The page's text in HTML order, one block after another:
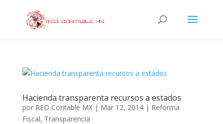
Hacienda transparenta recursos a estados
por RED Contable MX| Mar 12, 2014| Reforma
Fiscal, Transparencia